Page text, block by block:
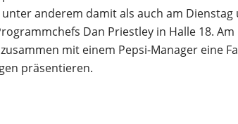
anderem damit als auch am Dienstag
Dan Priestley in Halle 18.
mit einem Pepsi-Manager eine
präsentieren.